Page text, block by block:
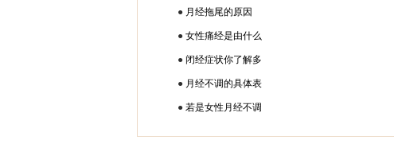
● 月经拖尾的原因
● 女性痛经是由什么
● 闭经症状你了解多
● 月经不调的具体表
● 若是女性月经不调